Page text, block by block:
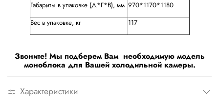
Габариты в упаковке (Д*Г*В), мм 970*1170*1180
Вес в упаковке, кг
117
Звоните! Мы подберем Вам необходимую модель
моноблока для Вашей холодильной камеры.
Характеристики